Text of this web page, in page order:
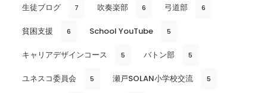
生徒ブログ 7 吹奏楽部 6 弓道部 6
貧困支援 6 School YouTube 5
キャリアデザインコース 5 バトン部 5
ユネスコ委員会 5 瀬戸SOLAN小学校交流 5